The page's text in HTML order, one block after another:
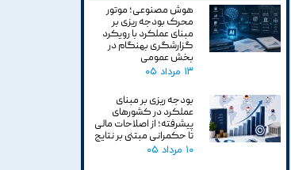
هوش مصنوعی؛ موتور
محرک بودجه ریزی بر
مبنای عملکرد با رویکرد
گزارشگری بهنگام در
بخش عمومی
۱۳ مرداد ۰۵
بودجه ریزی بر مبنای
عملکرد در کشورهای
پیشرفته؛ از اصلاحات مالی
تا حکمرانی مبتنی بر نتایج
۱۰ مرداد ۰۵